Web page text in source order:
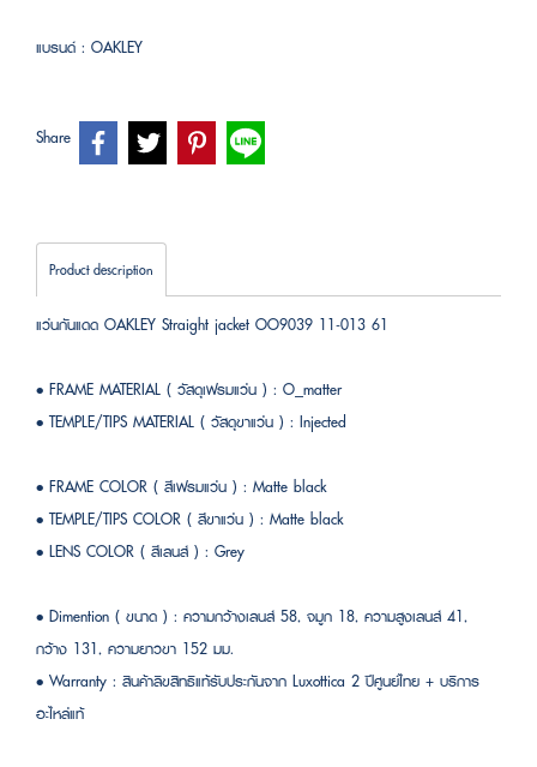
แบรนด์ : OAKLEY
Share
Product description
แว่นกันแดด OAKLEY Straight jacket OO9039 11-013 61
• FRAME MATERIAL ( วัสดุเฟรมแว่น ) : O_matter
• TEMPLE/TIPS MATERIAL ( วัสดุขาแว่น ) : Injected
• FRAME COLOR ( สีเฟรมแว่น ) : Matte black
• TEMPLE/TIPS COLOR ( สีขาแว่น ) : Matte black
• LENS COLOR ( สีเลนส์ ) : Grey
• Dimention ( ขนาด ) : ความกว้างเลนส์ 58, จมูก 18, ความสูงเลนส์ 41,
กว้าง 131, ความยาวขา 152 มม.
• Warranty : สินค้าลิขสิทธิแท้รับประกันจาก Luxottica 2 ปีศูนย์ไทย + บริการ
อะไหล่แท้